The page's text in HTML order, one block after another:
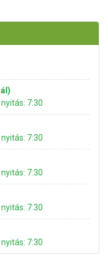
7:30
7:30
7:30
7:30
7:30